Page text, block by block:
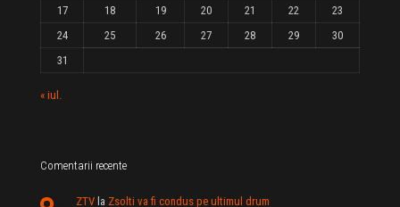
17
18 19 20 21 22
23
24
25 26 27 28 29
30
31
« iul.
Comentarii recente
ZTV la Zsolti va fi condus pe ultimul drum